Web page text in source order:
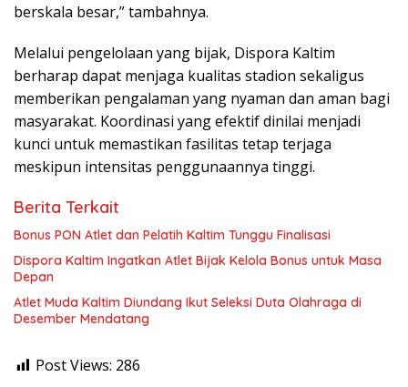
berskala besar,” tambahnya.
Melalui pengelolaan yang bijak, Dispora Kaltim
berharap dapat menjaga kualitas stadion sekaligus
memberikan pengalaman yang nyaman dan aman bagi
masyarakat. Koordinasi yang efektif dinilai menjadi
kunci untuk memastikan fasilitas tetap terjaga
meskipun intensitas penggunaannya tinggi.
Berita Terkait
Bonus PON Atlet dan Pelatih Kaltim Tunggu Finalisasi
Dispora Kaltim Ingatkan Atlet Bijak Kelola Bonus untuk Masa
Depan
Atlet Muda Kaltim Diundang Ikut Seleksi Duta Olahraga di
Desember Mendatang
Post Views: 286